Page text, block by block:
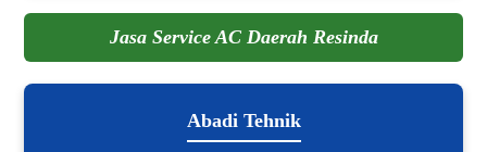
Jasa Service AC Daerah Resinda
Abadi Tehnik